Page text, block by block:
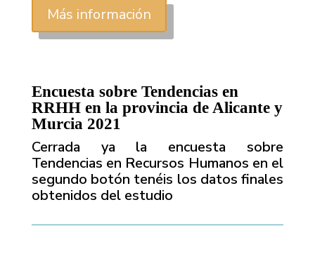
Más información
Encuesta sobre Tendencias en
RRHH en la provincia de Alicante y
Murcia 2021
Cerrada ya la encuesta sobre
Tendencias en Recursos Humanos en el
segundo botón tenéis los datos finales
obtenidos del estudio